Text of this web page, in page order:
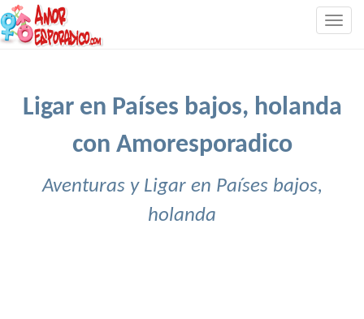
Ligar en Países bajos, holanda
con Amoresporadico
Aventuras y Ligar en Países bajos,
holanda